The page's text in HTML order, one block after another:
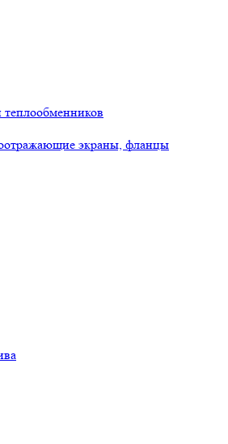
экраны, фланцы